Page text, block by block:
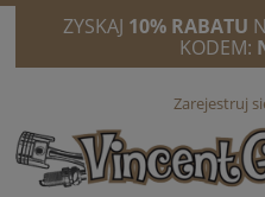
ZYSKAJ 10% RABATU
KODEM:
Zarejestruj